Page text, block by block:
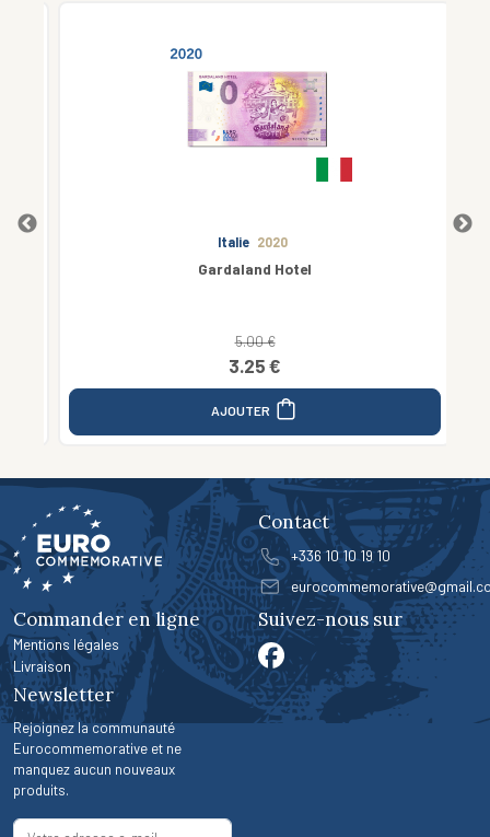
Italie 2020
Gardaland Hotel
5.00 €
3.25 €
AJOUTER
Contact
+336 10 10 19 10
Commander en ligne
Mentions légales
Livraison
Suivez-nous sur
Newsletter
Rejoignez la communauté
Eurocommemorative et ne
manquez aucun nouveaux
produits.